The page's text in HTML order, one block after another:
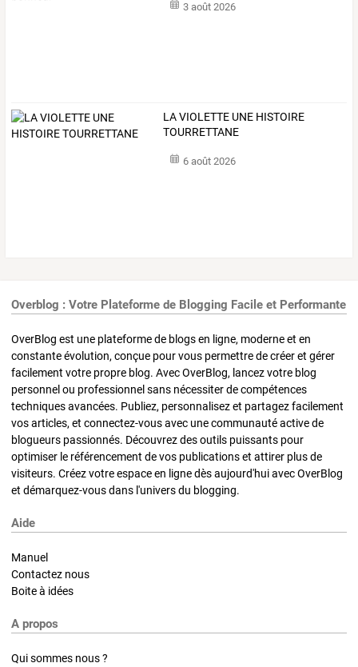
3 août 2026
LA VIOLETTE UNE HISTOIRE
TOURRETTANE
6 août 2026
Overblog : Votre Plateforme de Blogging Facile et Performante
OverBlog est une plateforme de blogs en ligne, moderne et en
constante évolution, conçue pour vous permettre de créer et gérer
facilement votre propre blog. Avec OverBlog, lancez votre blog
personnel ou professionnel sans nécessiter de compétences
techniques avancées. Publiez, personnalisez et partagez facilement
vos articles, et connectez-vous avec une communauté active de
blogueurs passionnés. Découvrez des outils puissants pour
optimiser le référencement de vos publications et attirer plus de
visiteurs. Créez votre espace en ligne dès aujourd'hui avec OverBlog
et démarquez-vous dans l'univers du blogging.
Aide
Manuel
Contactez nous
Boite à idées
A propos
Qui sommes nous ?